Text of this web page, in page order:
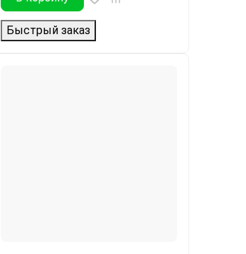
Быстрый заказ